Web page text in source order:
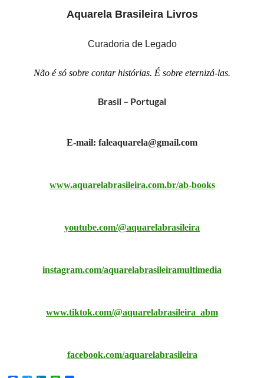
Aquarela Brasileira Livros
Curadoria de Legado
Não é só sobre contar histórias. É sobre eternizá-las.
Brasil – Portugal
E-mail: faleaquarela@gmail.com
www.aquarelabrasileira.com.br/ab-books
youtube.com/@aquarelabrasileira
instagram.com/aquarelabrasileiramultimedia
www.tiktok.com/@aquarelabrasileira_abm
facebook.com/aquarelabrasileira